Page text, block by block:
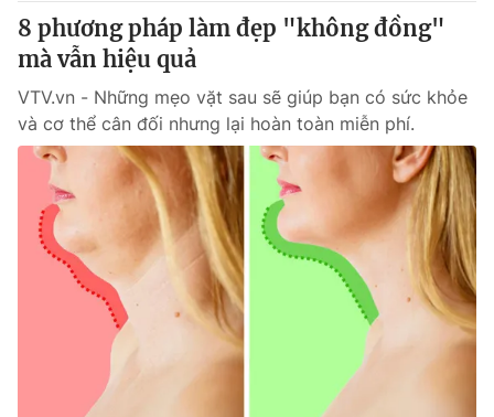
VTV4 Vươn mình bằng AI
Liên hệ tòa soạn English
THỜI BÁO VTV
Theo dõi báo trên
Cơ quan chủ quản:
Đài Truyền hình Việt Nam
8 phương pháp làm đẹp "không đồng"
mà vẫn hiệu quả
VTV.vn - Những mẹo vặt sau sẽ giúp bạn có sức khỏe
và cơ thể cân đối nhưng lại hoàn toàn miễn phí.